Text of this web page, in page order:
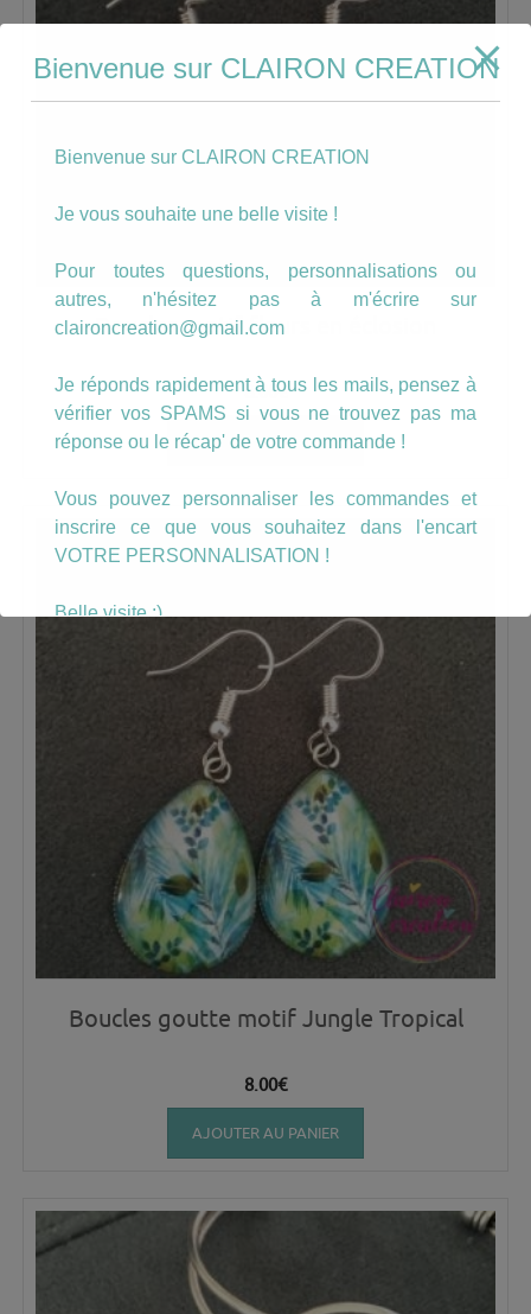
Boucles motif fleurs en éclosion
8.00€
AJOUTER AU PANIER
Boucles goutte motif Jungle Tropical
8.00€
AJOUTER AU PANIER
Bienvenue sur CLAIRON CREATION
Bienvenue sur CLAIRON CREATION
Je vous souhaite une belle visite !
Pour toutes questions, personnalisations ou
autres, n'hésitez pas à m'écrire sur
claironcreation@gmail.com
Je réponds rapidement à tous les mails, pensez à
vérifier vos SPAMS si vous ne trouvez pas ma
réponse ou le récap' de votre commande !
Vous pouvez personnaliser les commandes et
inscrire ce que vous souhaitez dans l'encart
VOTRE PERSONNALISATION !
Belle visite :)